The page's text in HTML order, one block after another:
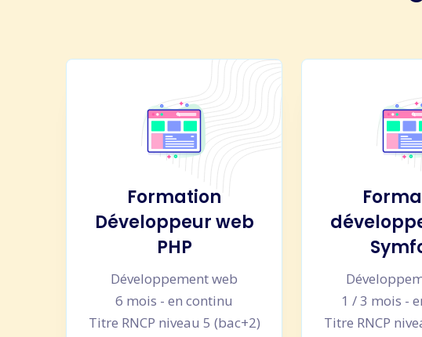
Formation
Développeur web
PHP
Développement web
6 mois - en continu
Titre RNCP niveau 5 (bac+2)
1 / 3 mois -
Titre RNCP